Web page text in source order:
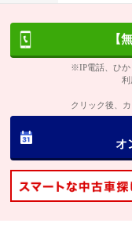
【
※IP電話、ひか
利
クリック後、
オ